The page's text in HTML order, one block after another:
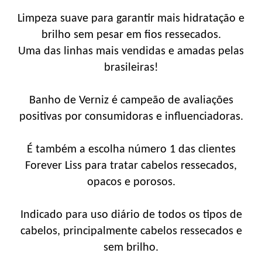
Limpeza suave para garantir mais hidratação e
brilho sem pesar em fios ressecados.
Uma das linhas mais vendidas e amadas pelas
brasileiras!
Banho de Verniz é campeão de avaliações
positivas por consumidoras e influenciadoras.
É também a escolha número 1 das clientes
Forever Liss para tratar cabelos ressecados,
opacos e porosos.
Indicado para uso diário de todos os tipos de
cabelos, principalmente cabelos ressecados e
sem brilho.